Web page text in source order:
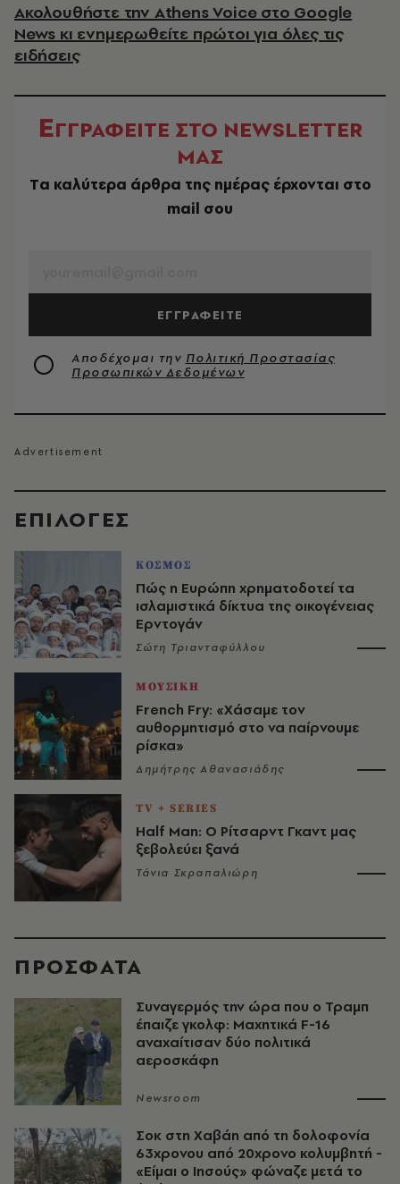
EΠΙΛΟΓΈΣ
ΚΟΣΜΟΣ
Πώς η Ευρώπη χρηματοδοτεί τα
ισλαμιστικά δίκτυα της οικογένειας
Ερντογάν
Σώτη Τριανταφύλλου
ΜΟΥΣΙΚΗ
French Fry: «Χάσαμε τον
αυθορμητισμό στο να παίρνουμε
ρίσκα»
Δημήτρης Αθανασιάδης
TV + SERIES
Half Man: Ο Ρίτσαρντ Γκαντ μας
ξεβολεύει ξανά
Τάνια Σκραπαλιώρη
Ακολουθήστε την Athens Voice στο Google
News κι ενημερωθείτε πρώτοι για όλες τις
ειδήσεις
ΕΓΓΡΑΦΕΙΤΕ ΣΤΟ NEWSLETTER
ΜΑΣ
Tα καλύτερα άρθρα της ημέρας έρχονται στο
mail σου
ΕΓΓΡΑΦΕΙΤΕ
Αποδέχομαι την Πολιτική Προστασίας
Προσωπικών Δεδομένων
ΠΡΟΣΦΑΤΑ
Συναγερμός την ώρα που ο Τραμπ
έπαιζε γκολφ: Μαχητικά F-16
αναχαίτισαν δύο πολιτικά
αεροσκάφη
Newsroom
Σοκ στη Χαβάη από τη δολοφονία
63χρονου από 20χρονο κολυμβητή -
«Είμαι ο Ιησούς» φώναζε μετά το